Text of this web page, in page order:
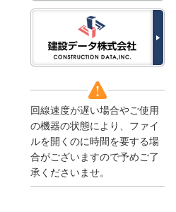
【期間】１２月２７日
(土)～１月４日(日)
上記の期間、情報の更新
がされませんので、ご了
承のほど、よろしくお願
なお、情報は１月５日
(月)より登録されます。
2025/08/04
●夏季休業に伴う情報更
新停止のお知らせ●
建設資料館をご利用いた
だき、誠に有難うござい
回線速度が遅い場合やご使用
の機器の状態により、ファイ
ルを開くのに時間を要する場
合がございますので予めご了
承くださいませ。